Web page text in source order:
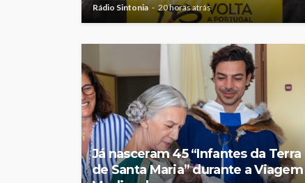
Rádio Sintonia 20 horas atrás
Já nasceram 45 “Infantes da Terra
de Santa Maria” durante a Viagem